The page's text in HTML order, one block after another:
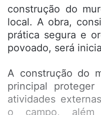
construção do
local. A obra,
prática segura e
povoado, será
A construção do
principal
atividades
o campo, além